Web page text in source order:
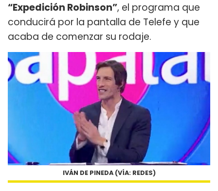
“Expedición Robinson”, el programa que
conducirá por la pantalla de Telefe y que
acaba de comenzar su rodaje.
IVÁN DE PINEDA (VÍA: REDES)